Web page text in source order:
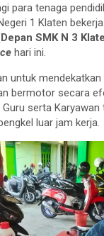
para tenaga
1 Klaten
SMK N 3
hari ini.
untuk mendekatkan
bermotor secara
serta Karyawan
luar jam kerja.